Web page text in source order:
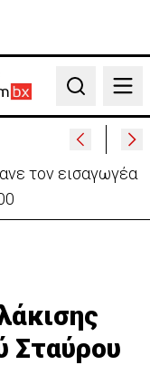
Search
τον εισαγωγέα
Σταύρου